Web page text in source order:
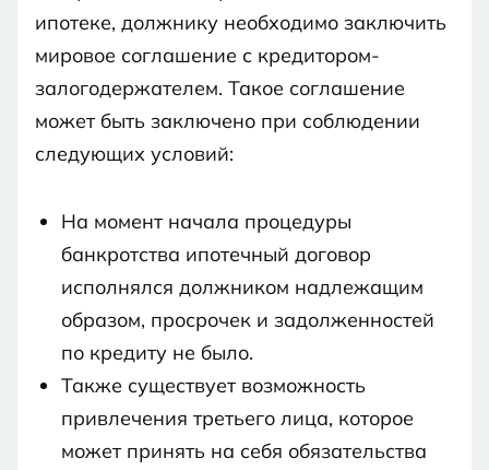
ипотеке, должнику необходимо заключить
мировое соглашение с кредитором-
залогодержателем. Такое соглашение
может быть заключено при соблюдении
следующих условий:
На момент начала процедуры
банкротства ипотечный договор
исполнялся должником надлежащим
образом, просрочек и задолженностей
по кредиту не было.
Также существует возможность
привлечения третьего лица, которое
может принять на себя обязательства